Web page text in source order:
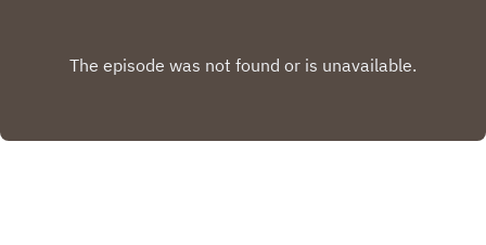
raconté par Jean-Marie Russe basé sur les
Play